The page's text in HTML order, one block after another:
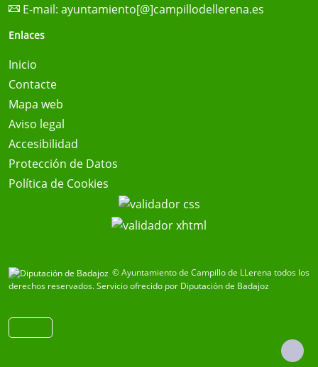
E-mail: ayuntamiento[@]campillodellerena.es
Enlaces
Inicio
Contacte
Mapa web
Aviso legal
Accesibilidad
Protección de Datos
Política de Cookies
© Ayuntamiento de Campillo de LLerena todos los
derechos reservados.Servicio ofrecido por Diputación de Badajoz